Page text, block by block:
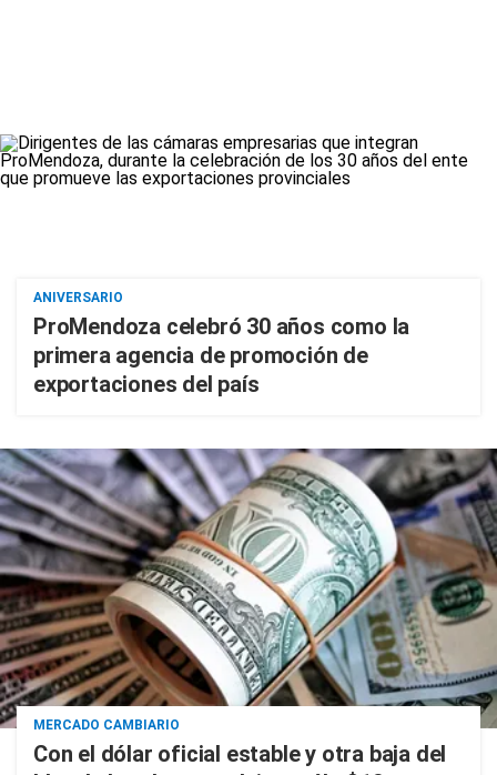
ANIVERSARIO
ProMendoza celebró 30 años como la
primera agencia de promoción de
exportaciones del país
MERCADO CAMBIARIO
Con el dólar oficial estable y otra baja del